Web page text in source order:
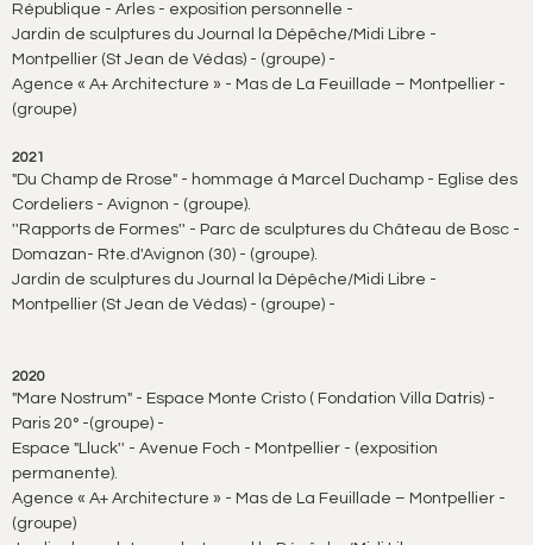
République - Arles - exposition personnelle -
Jardin de sculptures du Journal la Dépêche/Midi Libre -
Montpellier (St Jean de Védas) - (groupe) -
Agence « A+ Architecture » - Mas de La Feuillade – Montpellier -
(groupe)
2021
"Du Champ de Rrose" - hommage à Marcel Duchamp - Eglise des
Cordeliers - Avignon - (groupe).
''Rapports de Formes'' - Parc de sculptures du Château de Bosc -
Domazan- Rte.d'Avignon (30) - (groupe).
Jardin de sculptures du Journal la Dépêche/Midi Libre -
Montpellier (St Jean de Védas) - (groupe) -
2020
"Mare Nostrum" - Espace Monte Cristo ( Fondation Villa Datris) -
Paris 20° -(groupe) -
Espace "Lluck'' - Avenue Foch - Montpellier - (exposition
permanente).
Agence « A+ Architecture » - Mas de La Feuillade – Montpellier -
(groupe)